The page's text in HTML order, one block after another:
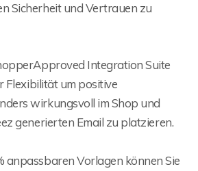
Sicherheit und Vertrauen zu
Integration Suite
Flexibilität um positive
wirkungsvoll im Shop und
generierten Email zu platzieren.
anpassbaren Vorlagen können Sie